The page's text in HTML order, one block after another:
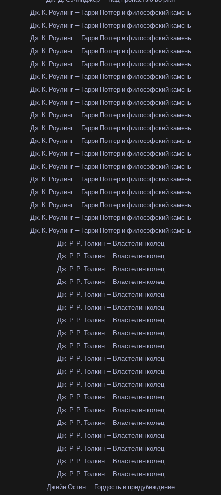
Дж. К. Роулинг — Гарри Поттер и философский камень
Дж. К. Роулинг — Гарри Поттер и философский камень
Дж. К. Роулинг — Гарри Поттер и философский камень
Дж. К. Роулинг — Гарри Поттер и философский камень
Дж. К. Роулинг — Гарри Поттер и философский камень
Дж. К. Роулинг — Гарри Поттер и философский камень
Дж. К. Роулинг — Гарри Поттер и философский камень
Дж. К. Роулинг — Гарри Поттер и философский камень
Дж. К. Роулинг — Гарри Поттер и философский камень
Дж. К. Роулинг — Гарри Поттер и философский камень
Дж. К. Роулинг — Гарри Поттер и философский камень
Дж. К. Роулинг — Гарри Поттер и философский камень
Дж. К. Роулинг — Гарри Поттер и философский камень
Дж. К. Роулинг — Гарри Поттер и философский камень
Дж. К. Роулинг — Гарри Поттер и философский камень
Дж. К. Роулинг — Гарри Поттер и философский камень
Дж. К. Роулинг — Гарри Поттер и философский камень
Дж. К. Роулинг — Гарри Поттер и философский камень
Дж. Р. Р. Толкин — Властелин колец
Дж. Р. Р. Толкин — Властелин колец
Дж. Р. Р. Толкин — Властелин колец
Дж. Р. Р. Толкин — Властелин колец
Дж. Р. Р. Толкин — Властелин колец
Дж. Р. Р. Толкин — Властелин колец
Дж. Р. Р. Толкин — Властелин колец
Дж. Р. Р. Толкин — Властелин колец
Дж. Р. Р. Толкин — Властелин колец
Дж. Р. Р. Толкин — Властелин колец
Дж. Р. Р. Толкин — Властелин колец
Дж. Р. Р. Толкин — Властелин колец
Дж. Р. Р. Толкин — Властелин колец
Дж. Р. Р. Толкин — Властелин колец
Дж. Р. Р. Толкин — Властелин колец
Дж. Р. Р. Толкин — Властелин колец
Дж. Р. Р. Толкин — Властелин колец
Дж. Р. Р. Толкин — Властелин колец
Дж. Р. Р. Толкин — Властелин колец
Джейн Остин — Гордость и предубеждение